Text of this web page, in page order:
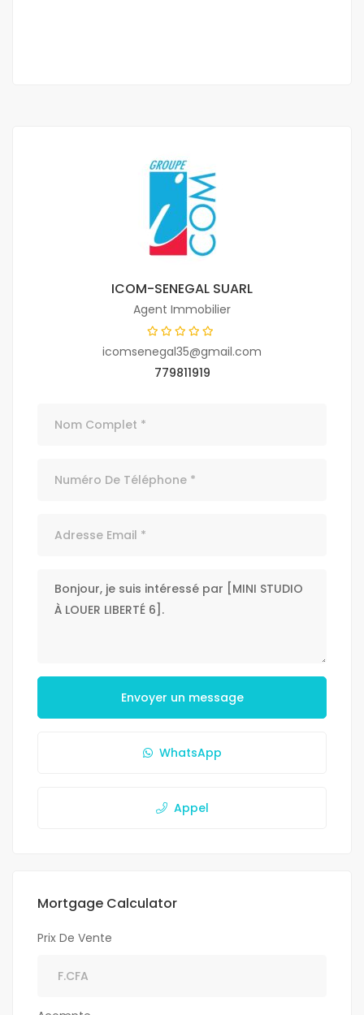
ICOM-SENEGAL SUARL
Agent Immobilier
icomsenegal35@gmail.com
779811919
Envoyer un message
WhatsApp
Appel
Mortgage Calculator
Prix De Vente